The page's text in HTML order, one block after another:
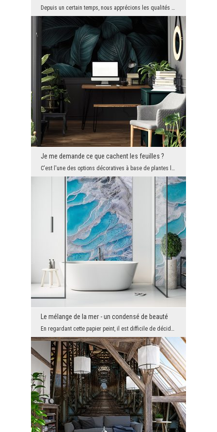
Depuis un certain temps, nous apprécions les qualités décoratives des matériaux naturels, qui n'o...
Je me demande ce que cachent les feuilles ?
C'est l'une des options décoratives à base de plantes les plus en vogue. Un peu sombre et décaden...
Le mélange de la mer - un condensé de beauté
En regardant cette papier peint, il est difficile de décider si nous voyons un paysage intéressan...